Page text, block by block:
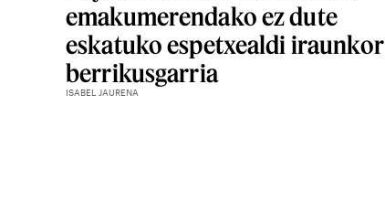
emakumerendako ez dute
eskatuko espetxealdi iraunkor
berrikusgarria
ISABEL JAURENA